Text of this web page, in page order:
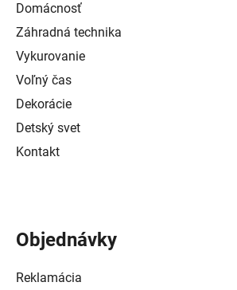
Domácnosť
Záhradná technika
Vykurovanie
Voľný čas
Dekorácie
Detský svet
Kontakt
Objednávky
Reklamácia